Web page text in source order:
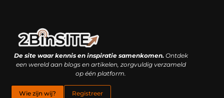
De site waar kennis en inspiratie samenkomen.Ontdek
een wereld aan blogs en artikelen, zorgvuldig verzameld
op één platform.
Wie zijn wij? Registreer